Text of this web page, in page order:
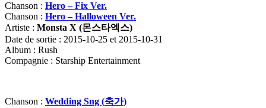
Chanson : Hero – Fix Ver.
Chanson : Hero – Halloween Ver.
Artiste : Monsta X (몬스타엑스)
Date de sortie : 2015-10-25 et 2015-10-31
Album : Rush
Compagnie : Starship Entertainment
Chanson : Wedding Sng (축가)